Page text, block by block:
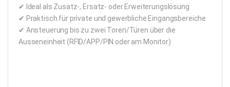
✔ Ideal als Zusatz-, Ersatz- oder Erweiterungslösung
✔ Praktisch für private und gewerbliche Eingangsbereiche
✔ Ansteuerung bis zu zwei Toren/Türen über die
Ausseneinheit (RFID/APP/PIN oder am Monitor)